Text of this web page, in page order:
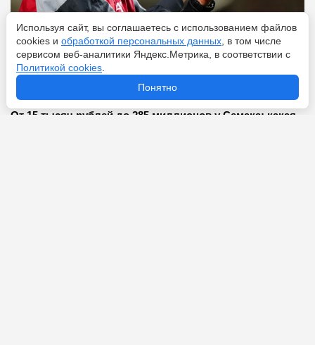
Перейти
От 15 тысяч рублей до 285 миллионов у Семака: какая
Используя сайт, вы соглашаетесь с использованием файлов
cookies и обработкой персональных данных , в том числе
сервисом веб-аналитики Яндекс.Метрика, в соответствии с
Политикой cookies
Понятно